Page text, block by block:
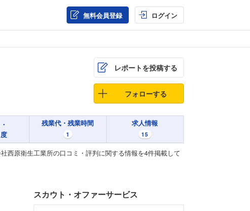
無料会員登録 ログイン
レポートを投稿する
フォローする
残業代・残業時間
1
求人情報
15
西原衛生工業所の口コミ・評判に関する情報を4件掲載して
スカウト・オファーサービス